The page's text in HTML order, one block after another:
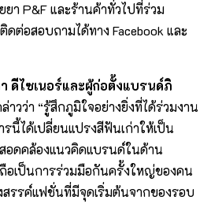
า P&F และร้านค้าทั่วไปที่ร่วม
ดต่อสอบถามได้ทาง Facebook และ
ดีไซเนอร์และผู้ก่อตั้งแบรนด์ภิ
าวว่า “รู้สึกภูมิใจอย่างยิ่งที่ได้ร่วมงาน
รนี้ได้เปลี่ยนแปรงสีฟันเก่าให้เป็น
ดคล้องแนวคิดแบรนด์ในด้าน
ถือเป็นการร่วมมือกันครั้งใหญ่ของคน
สรรค์แฟชั่นที่มีจุดเริ่มต้นจากของรอบ